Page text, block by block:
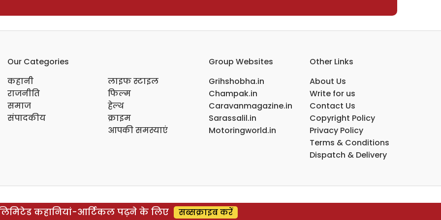
Our Categories
कहानी
राजनीति
समाज
संपादकीय
लाइफ स्टाइल
फिल्म
हेल्थ
क्राइम
आपकी समस्याएं
Group Websites
Grihshobha.in
Champak.in
Caravanmagazine.in
Sarassalil.in
Motoringworld.in
Other Links
About Us
Write for us
Contact Us
Copyright Policy
Privacy Policy
Terms & Conditions
Dispatch & Delivery
कहानियां-आर्टिकल पढ़ने के लिए सब्सक्राइब करें